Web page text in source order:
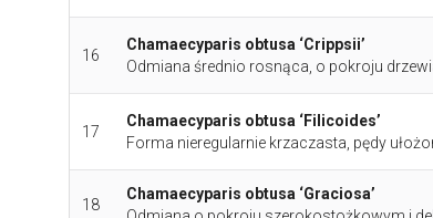
16
Chamaecyparis obtusa ‘Crippsii’
Odmiana średnio rosnąca, o pokroju
17
Chamaecyparis obtusa ‘Filicoides’
Forma nieregularnie krzaczasta, pędy
18
Chamaecyparis obtusa ‘Graciosa’